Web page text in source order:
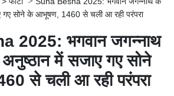
गए सोने के आभूषण, 1460 से चली आ रही परंपरा
2025: भगवान जगन्नाथ
में सजाए गए सोने
से चली आ रही परंपरा